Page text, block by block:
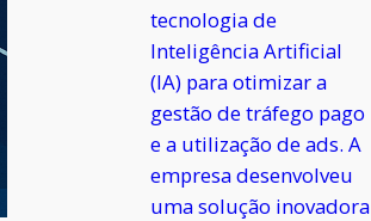
tecnologia de
Inteligência Artificial
(IA) para otimizar a
gestão de tráfego pago
e a utilização de ads. A
empresa desenvolveu
uma solução inovadora